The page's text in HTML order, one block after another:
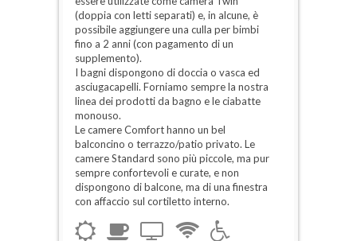
(doppia con letti separati) e, in alcune, è
possibile aggiungere una culla per bimbi
fino a 2 anni (con pagamento di un
supplemento).
I bagni dispongono di doccia o vasca ed
asciugacapelli. Forniamo sempre la nostra
linea dei prodotti da bagno e le ciabatte
monouso.
Le camere Comfort hanno un bel
balconcino o terrazzo/patio privato. Le
camere Standard sono più piccole, ma pur
sempre confortevoli e curate, e non
dispongono di balcone, ma di una finestra
con affaccio sul cortiletto interno.